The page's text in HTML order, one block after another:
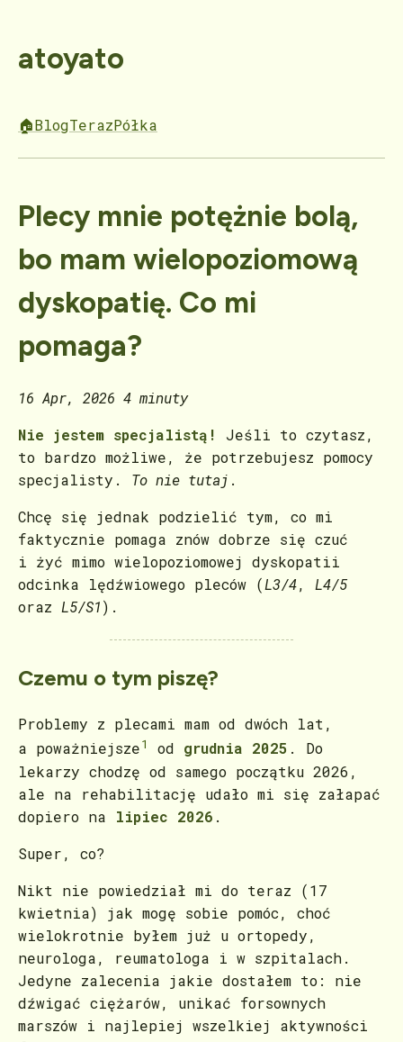
atoyato
🏠BlogTerazPółka
Plecy mnie potężnie bolą,
bo mam wielopoziomową
dyskopatię. Co mi
pomaga?
16 Apr, 2026 4 minuty
Nie jestem specjalistą!
Jeśli to czytasz,
to bardzo możliwe, że potrzebujesz pomocy
specjalisty. To nie tutaj .
Chcę się jednak podzielić tym, co mi
faktycznie pomaga znów dobrze się czuć
i żyć mimo wielopoziomowej dyskopatii
odcinka lędźwiowego pleców (L3/4, L4/5
oraz L5/S1).
Czemu o tym piszę?
Problemy z plecami mam od dwóch lat,
a poważniejsze1 od grudnia 2025 . Do
lekarzy chodzę od samego początku 2026,
ale na rehabilitację udało mi się załapać
dopiero na lipiec 2026 .
Super, co?
Nikt nie powiedział mi do teraz (17
kwietnia) jak mogę sobie pomóc, choć
wielokrotnie byłem już u ortopedy,
neurologa, reumatologa i w szpitalach.
Jedyne zalecenia jakie dostałem to: nie
dźwigać ciężarów, unikać forsownych
marszów i najlepiej wszelkiej aktywności